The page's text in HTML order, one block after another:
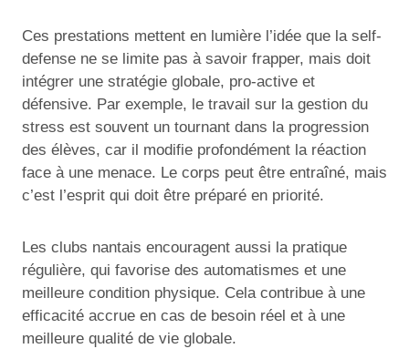
Ces prestations mettent en lumière l’idée que la self-
defense ne se limite pas à savoir frapper, mais doit
intégrer une stratégie globale, pro-active et
défensive. Par exemple, le travail sur la gestion du
stress est souvent un tournant dans la progression
des élèves, car il modifie profondément la réaction
face à une menace. Le corps peut être entraîné, mais
c’est l’esprit qui doit être préparé en priorité.
Les clubs nantais encouragent aussi la pratique
régulière, qui favorise des automatismes et une
meilleure condition physique. Cela contribue à une
efficacité accrue en cas de besoin réel et à une
meilleure qualité de vie globale.